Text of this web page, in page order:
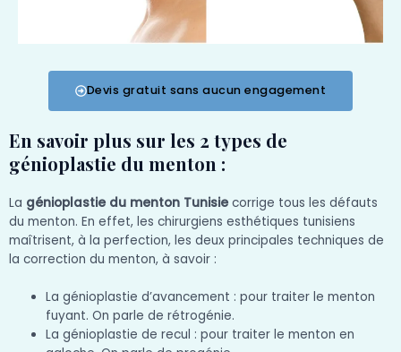
Devis gratuit sans aucun engagement
En savoir plus sur les 2 types de
génioplastie du menton :
La génioplastie du menton Tunisie corrige tous les défauts
du menton. En effet, les chirurgiens esthétiques tunisiens
maîtrisent, à la perfection, les deux principales techniques de
la correction du menton, à savoir :
La génioplastie d’avancement : pour traiter le menton
fuyant. On parle de rétrogénie.
La génioplastie de recul : pour traiter le menton en